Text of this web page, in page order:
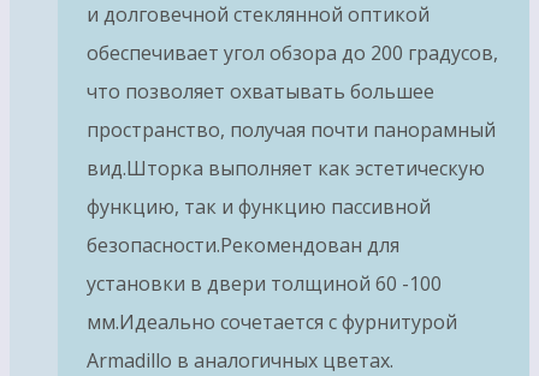
и долговечной стеклянной оптикой
обеспечивает угол обзора до 200 градусов,
что позволяет охватывать большее
пространство, получая почти панорамный
вид.Шторка выполняет как эстетическую
функцию, так и функцию пассивной
безопасности.Рекомендован для
установки в двери толщиной 60 -100
мм.Идеально сочетается с фурнитурой
Armadillo в аналогичных цветах.